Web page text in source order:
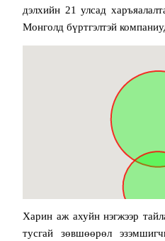
дэлхийн 21 улсад
Монголд бүртгэлтэй
Харин аж ахуйн нэгжээр
тусгай зөвшөөрөл